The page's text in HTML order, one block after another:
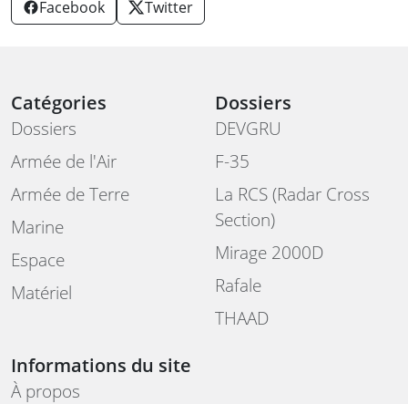
Facebook Twitter
Catégories
Dossiers
Armée de l'Air
Armée de Terre
Marine
Espace
Matériel
Dossiers
DEVGRU
F-35
La RCS (Radar Cross
Section)
Mirage 2000D
Rafale
THAAD
Informations du site
À propos